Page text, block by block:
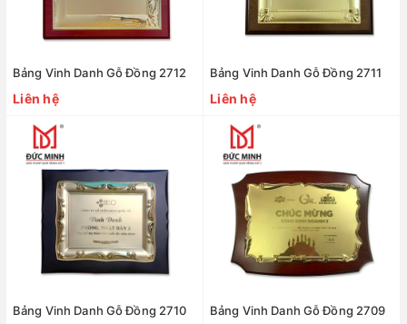
Bảng Vinh Danh Gỗ Đồng 2712
Liên hệ
Bảng Vinh Danh Gỗ Đồng 2711
Liên hệ
Bảng Vinh Danh Gỗ Đồng 2710 Bảng Vinh Danh Gỗ Đồng 2709